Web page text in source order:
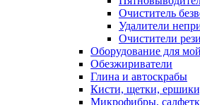
Очиститель
Удалители
Очистители
Оборудование для
Обезжириватели
Глина и автоскрабы
Кисти, щетки,
Микрофибры,